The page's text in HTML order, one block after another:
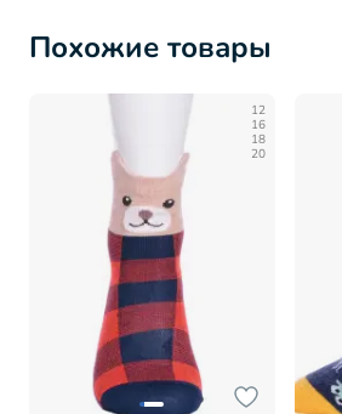
Похожие товары
12
16
18
20